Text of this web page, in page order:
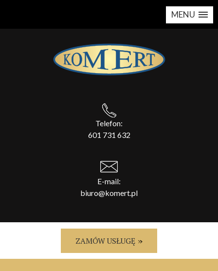
MENU
Telefon:
601 731 632
E-mail:
biuro@komert.pl
ZAMÓW USŁUGĘ